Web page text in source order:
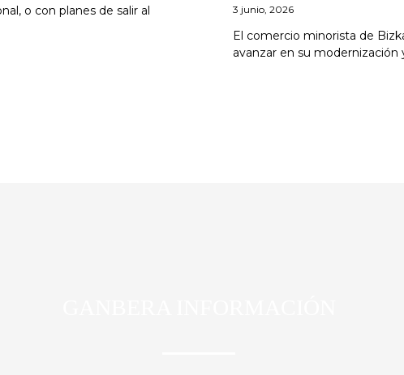
o con planes de salir al
3 junio, 2026
El comercio minorista de
avanzar en su modernización